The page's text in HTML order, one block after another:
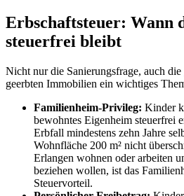
Erbschaftsteuer: Wann
steuerfrei bleibt
Nicht nur die Sanierungsfrage, auch die
geerbten Immobilien ein wichtiges
Familienheim-Privileg: Kinder
bewohntes Eigenheim steuerfrei
Erbfall mindestens zehn Jahre
Wohnfläche 200 m² nicht
Erlangen wohnen oder arbeiten
beziehen wollen, ist das
Steuervorteil.